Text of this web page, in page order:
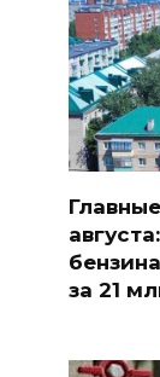
за 21